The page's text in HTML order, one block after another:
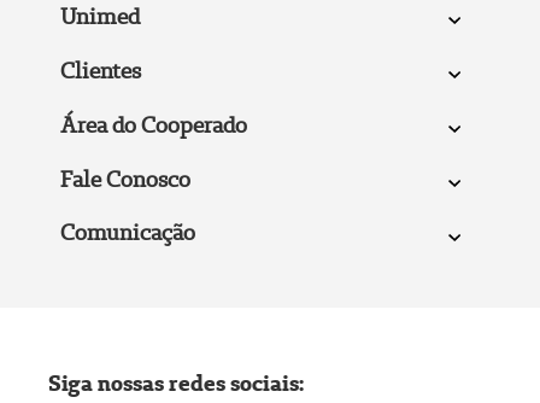
Unimed
Clientes
Área do Cooperado
Fale Conosco
Comunicação
Siga nossas redes sociais: